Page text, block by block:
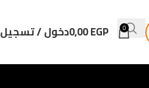
0
0,00EGP دخول / تسجيل